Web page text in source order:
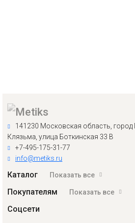
141230 Московская область,
Клязьма, улица Боткинская 33 В
+7-495-175-31-77
info@metiks.ru
Каталог Показать все
Покупателям Показать все
Соцсети